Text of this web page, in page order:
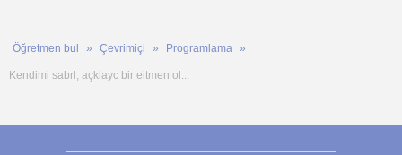
Öğretmen bul Çevrimiçi Programlama
Kendimi sabrl, açklayc bir eitmen ol...